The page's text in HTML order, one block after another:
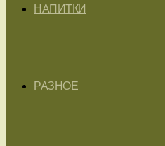
НАПИТКИ
РАЗНОЕ